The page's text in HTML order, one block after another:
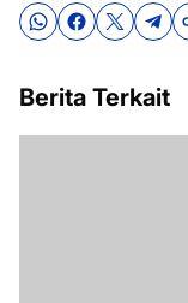
Berita Terkait